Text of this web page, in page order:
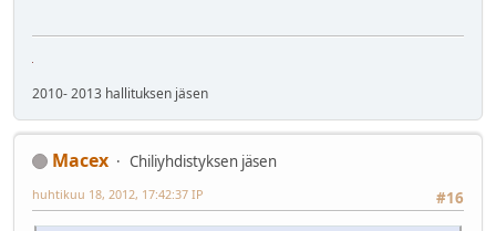
2010- 2013 hallituksen jäsen
Macex
Chiliyhdistyksen jäsen
#16
huhtikuu 18, 2012, 17:42:37 IP